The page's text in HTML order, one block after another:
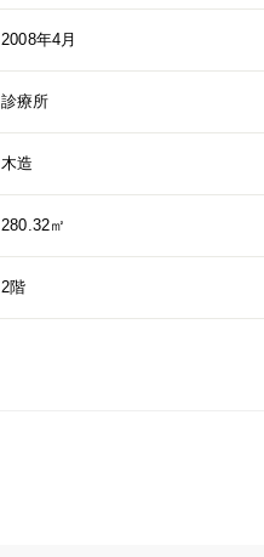
2008年4月
診療所
木造
280.32㎡
2階